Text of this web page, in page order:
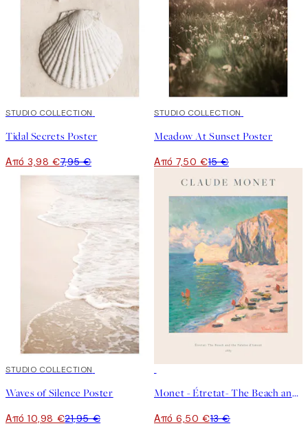
50%*
STUDIO COLLECTION
Tidal Secrets Poster
Από 3,98 €7,95 €
50%*
STUDIO COLLECTION
Meadow At Sunset Poster
Από 7,50 €15 €
50%*
STUDIO COLLECTION
Waves of Silence Poster
Από 10,98 €21,95 €
Monet - Étretat- The Beach and the Falaise d'Amont Poster
Από 6,50 €13 €